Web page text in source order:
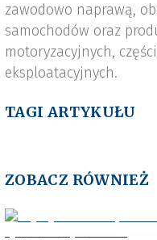
zawodowo naprawą,
samochodów oraz
motoryzacyjnych,
eksploatacyjnych.
TAGI ARTYKUŁU
ZOBACZ RÓWNIEŻ